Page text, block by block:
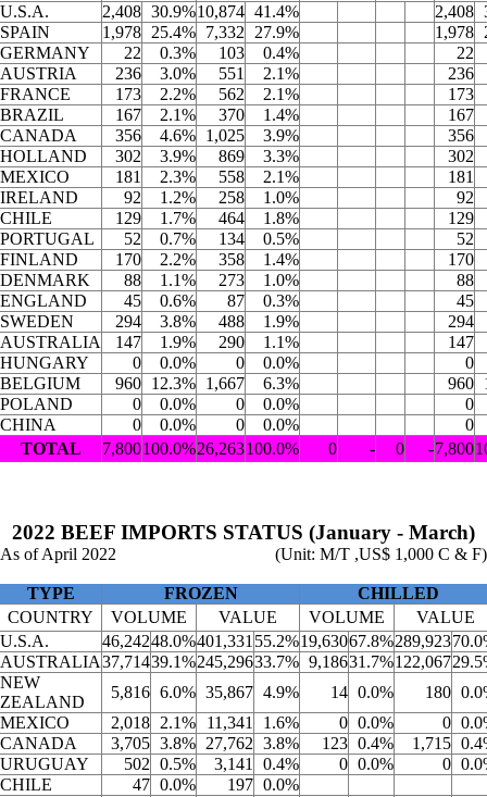
U.S.A.
2,408 30.9%10,874 41.4% 2,408
SPAIN
1,978 25.4% 7,332 27.9% 1,978
GERMANY
22 0.3% 103 0.4%
22
AUSTRIA
236 3.0% 551 2.1%
236
FRANCE
173 2.2% 562 2.1%
173
BRAZIL
167 2.1% 370 1.4%
167
CANADA
356 4.6% 1,025 3.9%
356
HOLLAND
302 3.9% 869 3.3%
302
MEXICO
181 2.3% 558 2.1%
181
IRELAND
92 1.2% 258 1.0%
92
CHILE
129 1.7% 464 1.8%
129
PORTUGAL
52 0.7% 134 0.5%
52
FINLAND
170 2.2% 358 1.4%
170
DENMARK
88 1.1% 273 1.0%
88
ENGLAND
45 0.6% 87 0.3%
45
SWEDEN
294 3.8% 488 1.9%
294
AUSTRALIA
147 1.9% 290 1.1%
147
HUNGARY
0 0.0% 0 0.0%
0
BELGIUM
960 12.3% 1,667 6.3% 960
POLAND
0 0.0% 0 0.0%
0
CHINA
0 0.0% 0 0.0%
0
TOTAL
7,800100.0%26,263100.0% 0 - 0 -7,800
2022 BEEF IMPORTS STATUS (January - March)
As of April 2022 (Unit: M/T ,US$ 1,000 C & F)
TYPE FROZEN
CHILLED
COUNTRY
VOLUME VALUE VOLUME
VALUE
U.S.A.
46,24248.0%401,331 55.2%19,63067.8%289,923
AUSTRALIA37,71439.1%245,29633.7% 9,18631.7%122,067
NEW
ZEALAND
5,816 6.0% 35,867 4.9% 14 0.0% 180
MEXICO
2,018 2.1% 11,341 1.6% 0 0.0% 0
CANADA
3,705 3.8% 27,762 3.8% 123 0.4% 1,715
URUGUAY
502 0.5% 3,141 0.4% 0 0.0% 0
CHILE
47 0.0% 197 0.0%